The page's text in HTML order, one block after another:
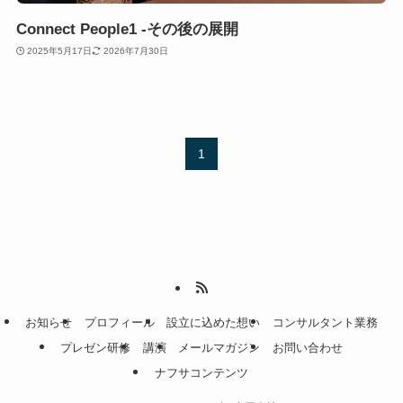
Connect People1 -その後の展開
2025年5月17日 2026年7月30日
1
お知らせ プロフィール 設立に込めた想い
コンサルタント業務
プレゼン研修
講演 メールマガジン
お問い合わせ
ナフサコンテンツ